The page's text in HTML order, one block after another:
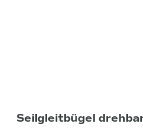
Seilgleitbügel